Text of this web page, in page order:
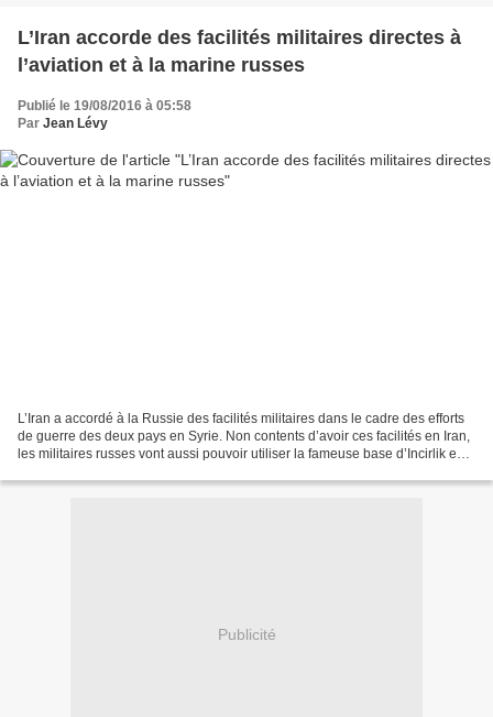
L’Iran accorde des facilités militaires directes à
l’aviation et à la marine russes
Publié le 19/08/2016 à 05:58
Par Jean Lévy
L’Iran a accordé à la Russie des facilités militaires dans le cadre des efforts
de guerre des deux pays en Syrie. Non contents d’avoir ces facilités en Iran,
les militaires russes vont aussi pouvoir utiliser la fameuse base d’Incirlik en
Publicité